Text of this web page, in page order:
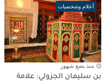
أعلام وشخصيات
منذ بضع شهور
بن سليمان الجزولي: علامة